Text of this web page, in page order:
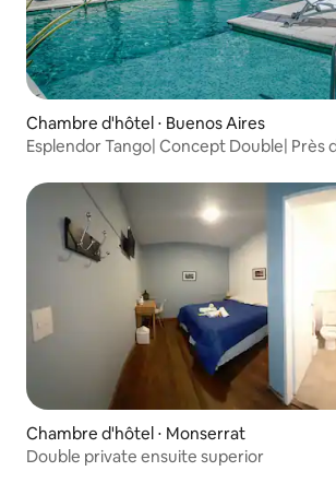
Chambre d'hôtel ⋅ Buenos Aires
Esplendor Tango| Concept Double| Près
Chambre d'hôtel ⋅ Monserrat
Double private ensuite superior